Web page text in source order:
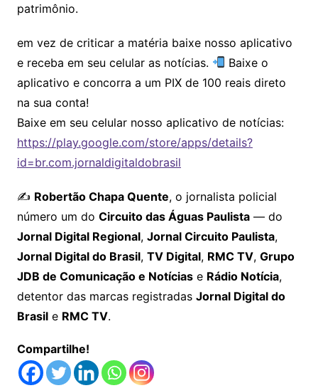
patrimônio.
em vez de criticar a matéria baixe nosso aplicativo
e receba em seu celular as notícias.
Baixe o
aplicativo e concorra a um PIX de 100 reais direto
na sua conta!
Baixe em seu celular nosso aplicativo de notícias:
https://play.google.com/store/apps/details?
id=br.com.jornaldigitaldobrasil
✍️ Robertão Chapa Quente, o jornalista policial
número um do Circuito das Águas Paulista— do
Jornal Digital Regional, Jornal Circuito Paulista,
Jornal Digital do Brasil, TV Digital, RMC TV, Grupo
JDB de Comunicação e Notíciase Rádio Notícia,
detentor das marcas registradas Jornal Digital do
Brasile RMC TV.
Compartilhe!